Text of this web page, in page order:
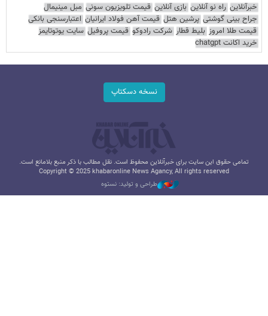
خبرآنلاین راه نو آنلاین بازی آنلاین قیمت تلویزیون سونی مبل مینیمال
جراح بینی گوشتی پرشین هتل قیمت آهن فولاد ایرانیان اعتبارسنجی بانکی
قیمت طلا امروز بلیط قطار شرکت رادوکو قیمت پروفیل سایت یوتوتایمز
خرید اکانت chatgpt
نسخه دسکتاپ
تمامی حقوق این سایت برای خبرآنلاین محفوظ است. نقل مطالب با ذکر منبع بلامانع است.
Copyright © 2025 khabaronline News Agancy, All rights reserved
طراحی و تولید: نستوه